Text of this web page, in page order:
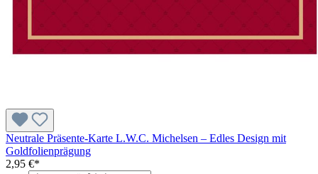
Neutrale Präsente-Karte L.W.C. Michelsen – Edles Design mit
Goldfolienprägung
2,95 €*